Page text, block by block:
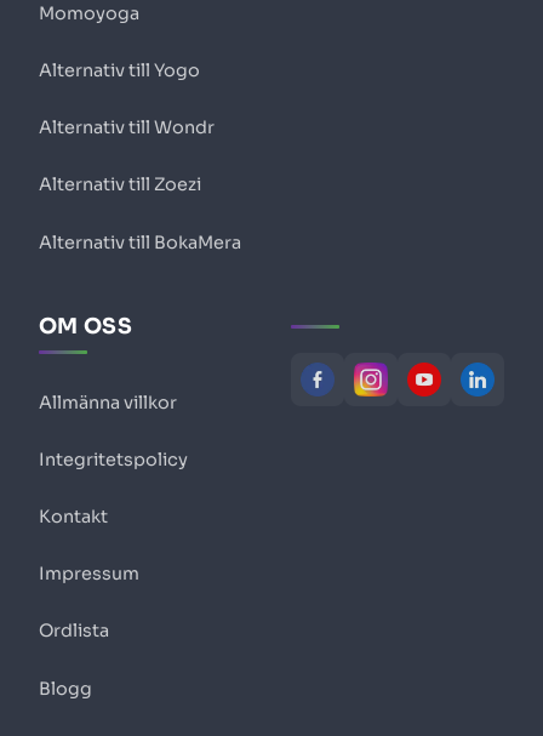
Momoyoga
Alternativ till Yogo
Alternativ till Wondr
Alternativ till Zoezi
Alternativ till BokaMera
OM OSS
Allmänna villkor
Integritetspolicy
Kontakt
Impressum
Ordlista
Blogg